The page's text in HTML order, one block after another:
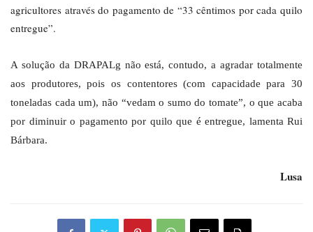
agricultores através do pagamento de “33 cêntimos por cada quilo
entregue”.
A solução da DRAPALg não está, contudo, a agradar totalmente
aos produtores, pois os contentores (com capacidade para 30
toneladas cada um), não “vedam o sumo do tomate”, o que acaba
por diminuir o pagamento por quilo que é entregue, lamenta Rui
Bárbara.
Lusa